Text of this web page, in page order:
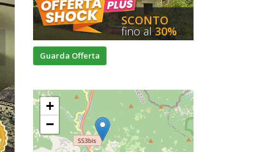
SCONTO
fino al 30%
Guarda Offerta
+
−